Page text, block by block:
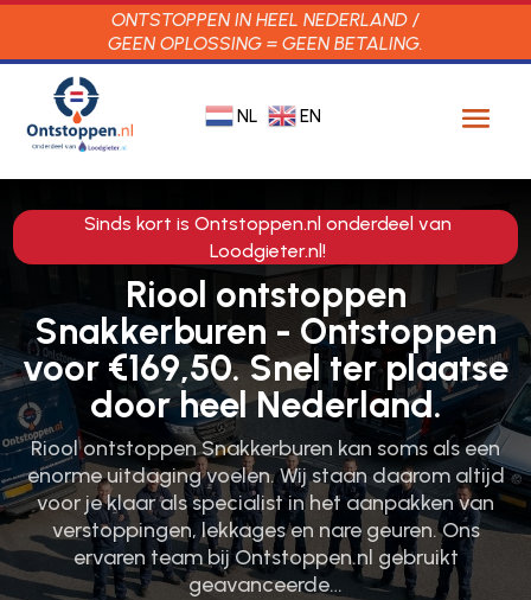
ONTSTOPPEN IN HEEL NEDERLAND /
GEEN OPLOSSING = GEEN BETALING.
NL EN
Sinds kort is Ontstoppen.nl onderdeel van
Loodgieter.nl!
Riool ontstoppen
Snakkerburen - Ontstoppen
voor €169,50. Snel ter plaatse
door heel Nederland.
Riool ontstoppen Snakkerburen kan soms als een
enorme uitdaging voelen.​ Wij staan daarom altijd
voor je klaar als specialist in het aanpakken van
verstoppingen, lekkages en nare geuren.​ Ons
ervaren team bij Ontstoppen.​nl gebruikt
geavanceerde…